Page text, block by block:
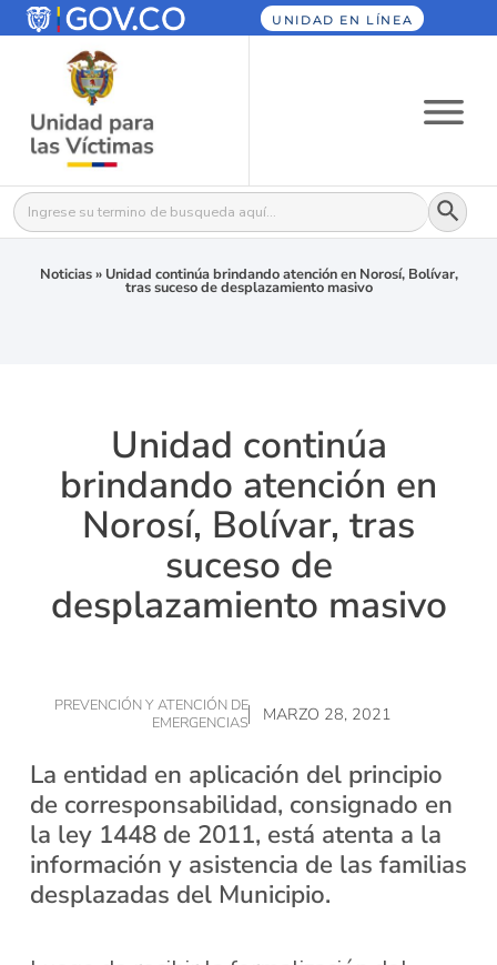
UNIDAD EN LÍNEA
Buscar: Botón
Noticias» Unidad continúa brindando atención en Norosí, Bolívar,
tras suceso de desplazamiento masivo
Unidad continúa
brindando atención en
Norosí, Bolívar, tras
suceso de
desplazamiento masivo
PREVENCIÓN Y ATENCIÓN DE
EMERGENCIAS
MARZO 28, 2021
La entidad en aplicación del principio
de corresponsabilidad, consignado en
la ley 1448 de 2011, está atenta a la
información y asistencia de las familias
desplazadas del Municipio.